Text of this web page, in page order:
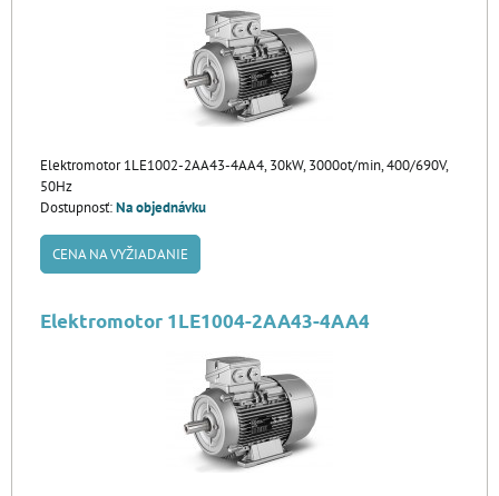
Elektromotor 1LE1002-2AA43-4AA4, 30kW, 3000ot/min, 400/690V,
50Hz
Dostupnosť:Na objednávku
CENA NA VYŽIADANIE
Elektromotor 1LE1004-2AA43-4AA4